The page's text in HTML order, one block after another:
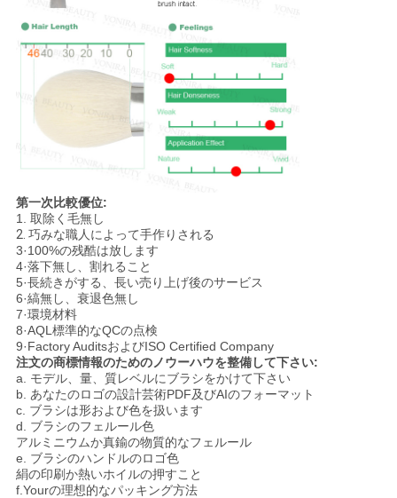
第一次比較優位:
1. 取除く毛無し
2. 巧みな職人によって手作りされる
3·100%の残酷は放します
4·落下無し、割れること
5·長続きがする、長い売り上げ後のサービス
6·縞無し、衰退色無し
7·環境材料
8·AQL標準的なQCの点検
9·Factory AuditsおよびISO Certified Company
注文の商標情報のためのノウーハウを整備して下さい:
a. モデル、量、質レベルにブラシをかけて下さい
b. あなたのロゴの設計芸術PDF及びAIのフォーマット
c. ブラシは形および色を扱います
d. ブラシのフェルール色
アルミニウムか真鍮の物質的なフェルール
e. ブラシのハンドルのロゴ色
絹の印刷か熱いホイルの押すこと
f.Yourの理想的なパッキング方法